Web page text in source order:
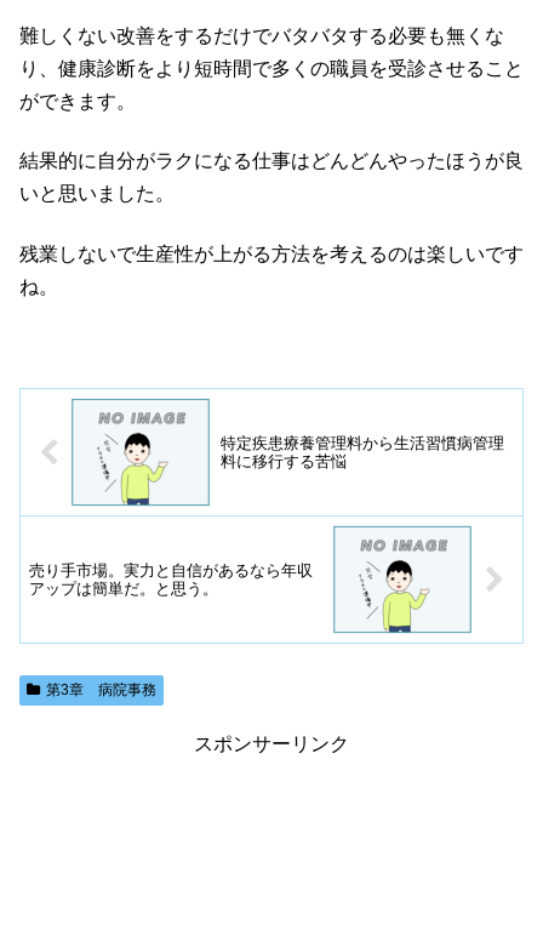
難しくない改善をするだけでバタバタする必要も無くな
り、健康診断をより短時間で多くの職員を受診させること
ができます。
結果的に自分がラクになる仕事はどんどんやったほうが良
いと思いました。
残業しないで生産性が上がる方法を考えるのは楽しいです
ね。
特定疾患療養管理料から生活習慣病管理
料に移行する苦悩
売り手市場。実力と自信があるなら年収
アップは簡単だ。と思う。
第3章 病院事務
スポンサーリンク